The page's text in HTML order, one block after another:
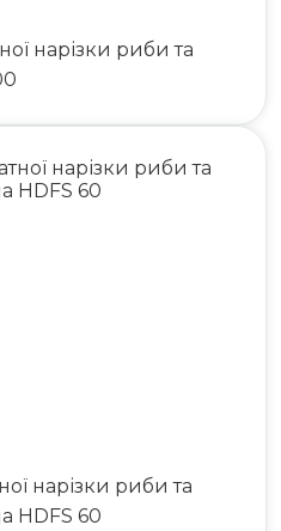
нарізки риби та
нарізки риби та
HDFS 60